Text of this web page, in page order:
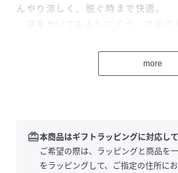
んやり涼しく、脱ぐ時まで快適。
・汗をかいてもムレにくく、さらさ
・汗ジミを気にせずおしゃれを楽
・薄手や淡色の服の透け防止に
more
redeem本商品はギフトラッピングに対応し
ご希望の際は、ラッピングと商品を
をラッピングして、ご指定の住所にお